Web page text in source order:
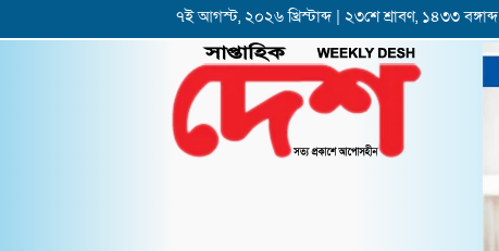
৭ই আগস্ট, ২০২৬ খ্রিস্টাব্দ | ২৩শে শ্রাবণ, ১৪৩৩ বঙ্গাব্দ